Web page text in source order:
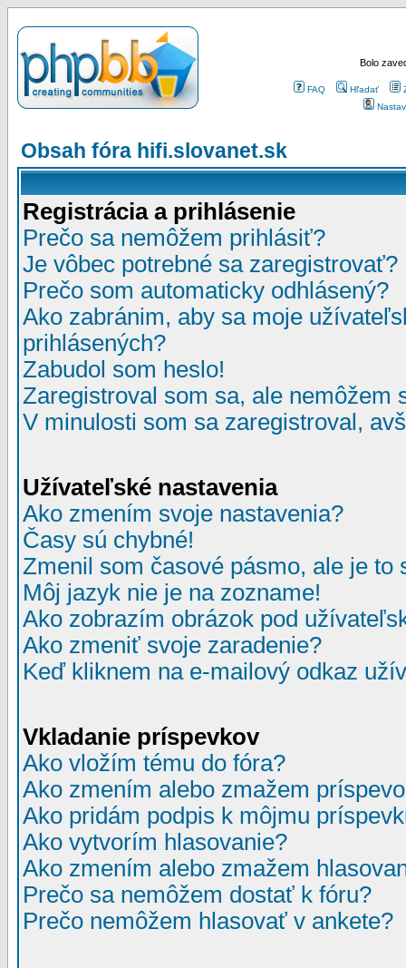
Bolo
FAQ Hľadať
Obsah fóra hifi.slovanet.sk
Registrácia a prihlásenie
Prečo sa nemôžem prihlásiť?
Je vôbec potrebné sa zaregistrovať?
Prečo som automaticky odhlásený?
Ako zabránim, aby sa moje
prihlásených?
Zabudol som heslo!
Zaregistroval som sa, ale nemôžem
V minulosti som sa zaregistroval,
Užívateľské nastavenia
Ako zmením svoje nastavenia?
Časy sú chybné!
Zmenil som časové pásmo, ale je to
Môj jazyk nie je na zozname!
Ako zobrazím obrázok pod
Ako zmeniť svoje zaradenie?
Keď kliknem na e-mailový odkaz
Vkladanie príspevkov
Ako vložím tému do fóra?
Ako zmením alebo zmažem
Ako pridám podpis k môjmu
Ako vytvorím hlasovanie?
Ako zmením alebo zmažem
Prečo sa nemôžem dostať k fóru?
Prečo nemôžem hlasovať v ankete?